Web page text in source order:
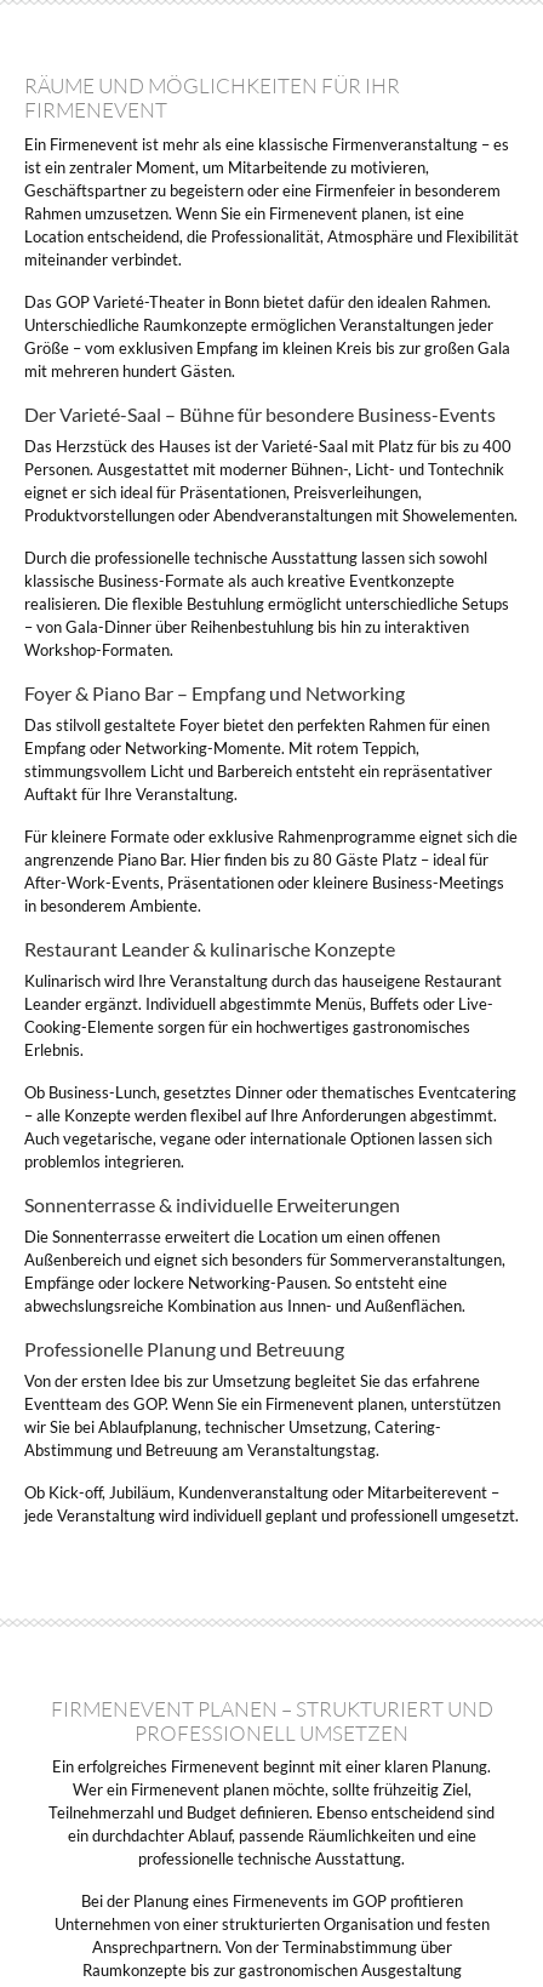
RÄUME UND MÖGLICHKEITEN FÜR IHR
FIRMENEVENT
Ein Firmenevent ist mehr als eine klassische Firmenveranstaltung – es
ist ein zentraler Moment, um Mitarbeitende zu motivieren,
Geschäftspartner zu begeistern oder eine Firmenfeier in besonderem
Rahmen umzusetzen. Wenn Sie ein Firmenevent planen, ist eine
Location entscheidend, die Professionalität, Atmosphäre und Flexibilität
miteinander verbindet.
Das GOP Varieté-Theater in Bonn bietet dafür den idealen Rahmen.
Unterschiedliche Raumkonzepte ermöglichen Veranstaltungen jeder
Größe – vom exklusiven Empfang im kleinen Kreis bis zur großen Gala
mit mehreren hundert Gästen.
Der Varieté-Saal – Bühne für besondere Business-Events
Das Herzstück des Hauses ist der Varieté-Saal mit Platz für bis zu 400
Personen. Ausgestattet mit moderner Bühnen-, Licht- und Tontechnik
eignet er sich ideal für Präsentationen, Preisverleihungen,
Produktvorstellungen oder Abendveranstaltungen mit Showelementen.
Durch die professionelle technische Ausstattung lassen sich sowohl
klassische Business-Formate als auch kreative Eventkonzepte
realisieren. Die flexible Bestuhlung ermöglicht unterschiedliche Setups
– von Gala-Dinner über Reihenbestuhlung bis hin zu interaktiven
Workshop-Formaten.
Foyer & Piano Bar – Empfang und Networking
Das stilvoll gestaltete Foyer bietet den perfekten Rahmen für einen
Empfang oder Networking-Momente. Mit rotem Teppich,
stimmungsvollem Licht und Barbereich entsteht ein repräsentativer
Auftakt für Ihre Veranstaltung.
Für kleinere Formate oder exklusive Rahmenprogramme eignet sich die
angrenzende Piano Bar. Hier finden bis zu 80 Gäste Platz – ideal für
After-Work-Events, Präsentationen oder kleinere Business-Meetings
in besonderem Ambiente.
Restaurant Leander & kulinarische Konzepte
Kulinarisch wird Ihre Veranstaltung durch das hauseigene Restaurant
Leander ergänzt. Individuell abgestimmte Menüs, Buffets oder Live-
Cooking-Elemente sorgen für ein hochwertiges gastronomisches
Erlebnis.
Ob Business-Lunch, gesetztes Dinner oder thematisches Eventcatering
– alle Konzepte werden flexibel auf Ihre Anforderungen abgestimmt.
Auch vegetarische, vegane oder internationale Optionen lassen sich
problemlos integrieren.
Sonnenterrasse & individuelle Erweiterungen
Die Sonnenterrasse erweitert die Location um einen offenen
Außenbereich und eignet sich besonders für Sommerveranstaltungen,
Empfänge oder lockere Networking-Pausen. So entsteht eine
abwechslungsreiche Kombination aus Innen- und Außenflächen.
Professionelle Planung und Betreuung
Von der ersten Idee bis zur Umsetzung begleitet Sie das erfahrene
Eventteam des GOP. Wenn Sie ein Firmenevent planen, unterstützen
wir Sie bei Ablaufplanung, technischer Umsetzung, Catering-
Abstimmung und Betreuung am Veranstaltungstag.
Ob Kick-off, Jubiläum, Kundenveranstaltung oder Mitarbeiterevent –
jede Veranstaltung wird individuell geplant und professionell umgesetzt.
FIRMENEVENT PLANEN – STRUKTURIERT UND
PROFESSIONELL UMSETZEN
Ein erfolgreiches Firmenevent beginnt mit einer klaren Planung.
Wer ein Firmenevent planen möchte, sollte frühzeitig Ziel,
Teilnehmerzahl und Budget definieren. Ebenso entscheidend sind
ein durchdachter Ablauf, passende Räumlichkeiten und eine
professionelle technische Ausstattung.
Bei der Planung eines Firmenevents im GOP profitieren
Unternehmen von einer strukturierten Organisation und festen
Ansprechpartnern. Von der Terminabstimmung über
Raumkonzepte bis zur gastronomischen Ausgestaltung
Falls Sie Dokumente und Dateien hinzugefügt haben, kann hierfür
der Upload einige Minuten in Anspruch nehmen.